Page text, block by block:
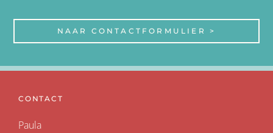
NAAR CONTACTFORMULIER >
CONTACT
Paula